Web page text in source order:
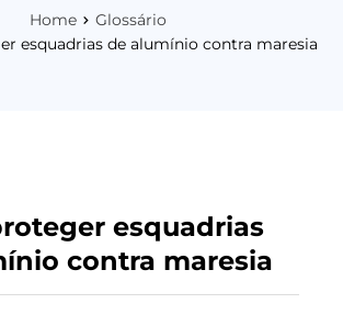
Home
Glossário
esquadrias de alumínio contra maresia
esquadrias
contra maresia